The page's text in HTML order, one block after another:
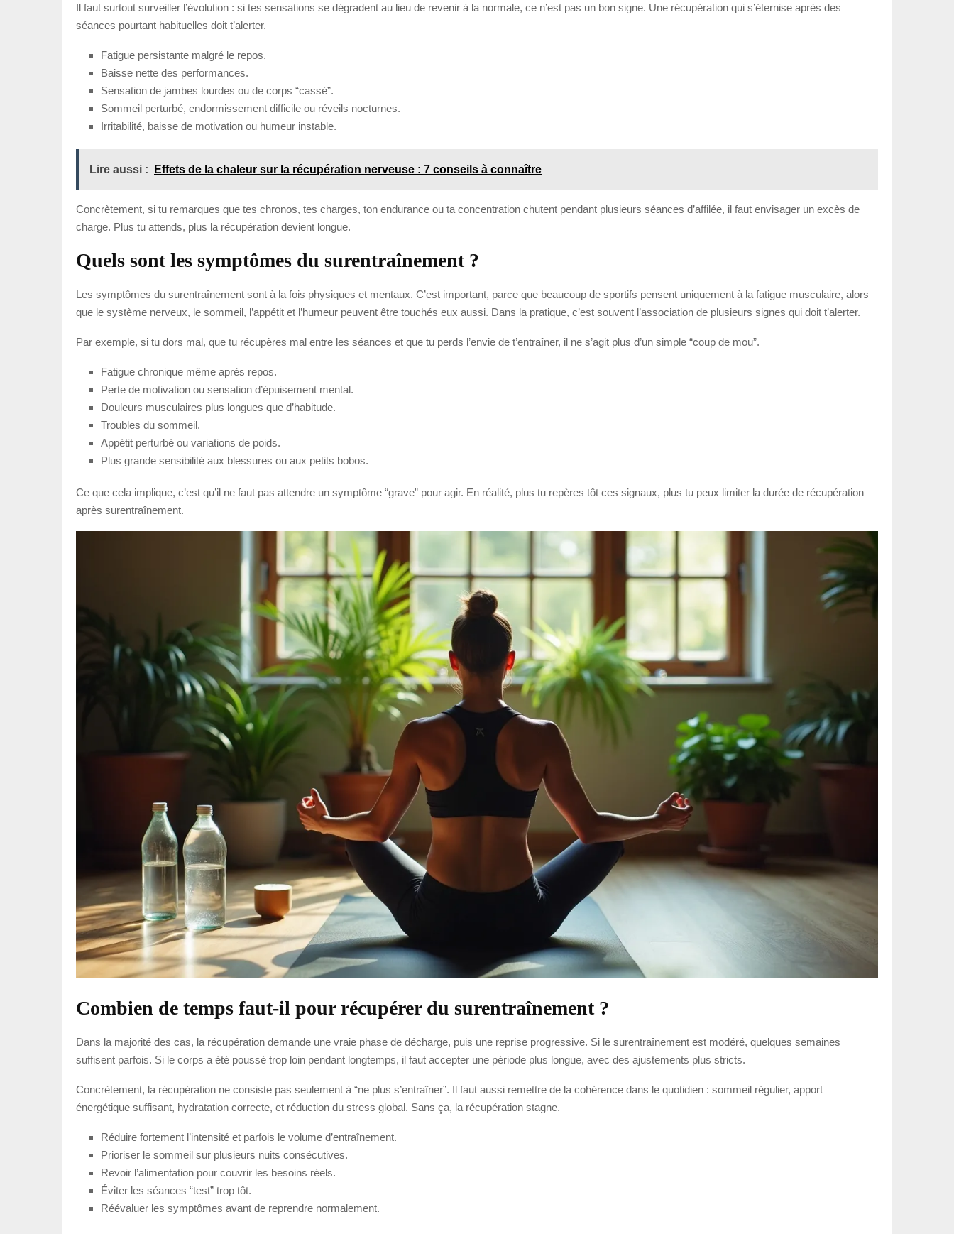
Il faut surtout surveiller l’évolution : si tes sensations se dégradent au lieu de revenir à la normale, ce n’est pas un bon signe. Une récupération qui s’éternise après des
séances pourtant habituelles doit t’alerter.
Fatigue persistante malgré le repos.
Baisse nette des performances.
Sensation de jambes lourdes ou de corps “cassé”.
Sommeil perturbé, endormissement difficile ou réveils nocturnes.
Irritabilité, baisse de motivation ou humeur instable.
Lire aussi : Effets de la chaleur sur la récupération nerveuse : 7 conseils à connaître
Concrètement, si tu remarques que tes chronos, tes charges, ton endurance ou ta concentration chutent pendant plusieurs séances d’affilée, il faut envisager un excès de
charge. Plus tu attends, plus la récupération devient longue.
Quels sont les symptômes du surentraînement ?
Les symptômes du surentraînement sont à la fois physiques et mentaux. C’est important, parce que beaucoup de sportifs pensent uniquement à la fatigue musculaire, alors
que le système nerveux, le sommeil, l’appétit et l’humeur peuvent être touchés eux aussi. Dans la pratique, c’est souvent l’association de plusieurs signes qui doit t’alerter.
Par exemple, si tu dors mal, que tu récupères mal entre les séances et que tu perds l’envie de t’entraîner, il ne s’agit plus d’un simple “coup de mou”.
Fatigue chronique même après repos.
Perte de motivation ou sensation d’épuisement mental.
Douleurs musculaires plus longues que d’habitude.
Troubles du sommeil.
Appétit perturbé ou variations de poids.
Plus grande sensibilité aux blessures ou aux petits bobos.
Ce que cela implique, c’est qu’il ne faut pas attendre un symptôme “grave” pour agir. En réalité, plus tu repères tôt ces signaux, plus tu peux limiter la durée de récupération
après surentraînement.
Combien de temps faut-il pour récupérer du surentraînement ?
Dans la majorité des cas, la récupération demande une vraie phase de décharge, puis une reprise progressive. Si le surentraînement est modéré, quelques semaines
suffisent parfois. Si le corps a été poussé trop loin pendant longtemps, il faut accepter une période plus longue, avec des ajustements plus stricts.
Concrètement, la récupération ne consiste pas seulement à “ne plus s’entraîner”. Il faut aussi remettre de la cohérence dans le quotidien : sommeil régulier, apport
énergétique suffisant, hydratation correcte, et réduction du stress global. Sans ça, la récupération stagne.
Réduire fortement l’intensité et parfois le volume d’entraînement.
Prioriser le sommeil sur plusieurs nuits consécutives.
Revoir l’alimentation pour couvrir les besoins réels.
Éviter les séances “test” trop tôt.
Réévaluer les symptômes avant de reprendre normalement.